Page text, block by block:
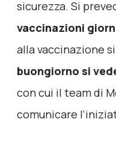
sicurezza. Si
vaccinazioni
alla vaccinazione
buongiorno si
con cui il team di
comunicare